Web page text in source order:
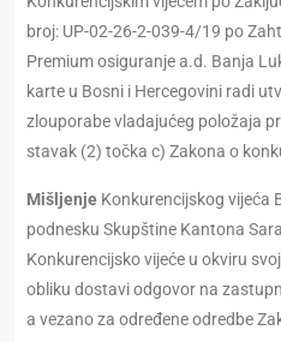
broj: UP-02-26-2-039-4/19 po
Premium osiguranje a.d. Banja
karte u Bosni i Hercegovini radi
zlouporabe vladajućeg položaja
stavak (2) točka c) Zakona o
Mišljenje Konkurencijskog vijeća
podnesku Skupštine Kantona
Konkurencijsko vijeće u okviru
obliku dostavi odgovor na
a vezano za određene odredbe